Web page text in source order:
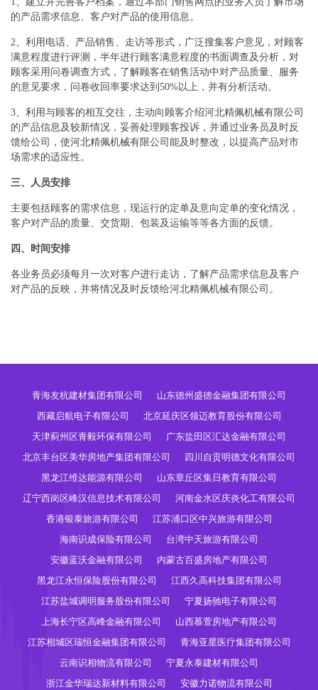
的产品需求信息、客户对产品的使用信息。
2、利用电话、产品销售、走访等形式，广泛搜集客户意见，对顾客
满意程度进行评测，半年进行顾客满意程度的书面调查及分析，对
顾客采用问卷调查方式，了解顾客在销售活动中对产品质量、服务
的意见要求，问卷收回率要求达到50%以上，并有分析活动。
3、利用与顾客的相互交往，主动向顾客介绍河北精佩机械有限公司
的产品信息及较新情况，妥善处理顾客投诉，并通过业务员及时反
馈给公司，使河北精佩机械有限公司能及时整改，以提高产品对市
场需求的适应性。
三、人员安排
主要包括顾客的需求信息，现运行的定单及意向定单的变化情况，
客户对产品的质量、交货期、包装及运输等等各方面的反馈。
四、时间安排
各业务员必须每月一次对客户进行走访，了解产品需求信息及客户
对产品的反映，并将情况及时反馈给河北精佩机械有限公司。
青海友杭建材集团有限公司
山东德州盛德金融集团有限公司
西藏启航电子有限公司
北京延庆区领迈教育股份有限公司
天津蓟州区青毅环保有限公司
广东盐田区汇达金融有限公司
北京丰台区美华房地产集团有限公司
四川自贡明德文化有限公司
黑龙江维达能源有限公司
山东章丘区集日教育有限公司
辽宁西岗区峰汉信息技术有限公司
河南金水区庆炎化工有限公司
香港银泰旅游有限公司
江苏浦口区中兴旅游有限公司
海南识成保险有限公司
台湾中天旅游有限公司
安徽蓝沃金融有限公司
内蒙古百盛房地产有限公司
黑龙江永恒保险股份有限公司
江西久高科技集团有限公司
江苏盐城调明服务股份有限公司
宁夏扬驰电子有限公司
上海长宁区高峰金融有限公司
山西慕萱房地产有限公司
江苏相城区瑞恒金融集团有限公司
青海亚星医疗集团有限公司
云南识相物流有限公司
宁夏永泰建材有限公司
浙江金华瑞达新材料有限公司
安徽力诺物流有限公司